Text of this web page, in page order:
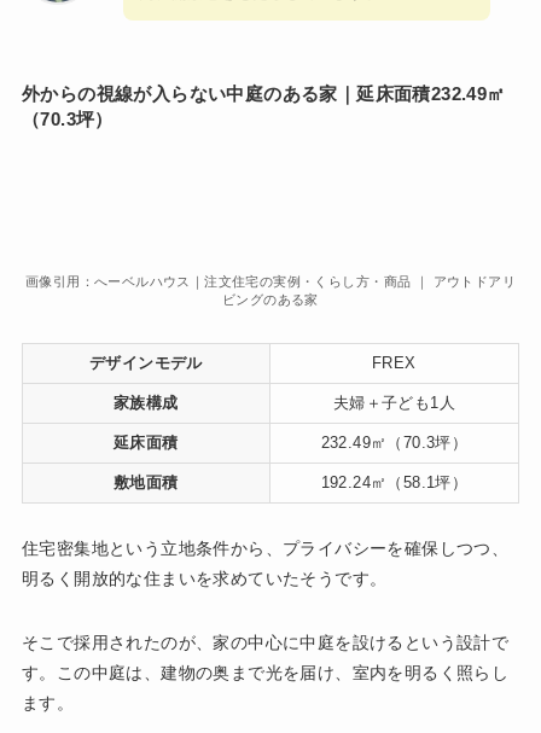
外からの視線が入らない中庭のある家｜延床面積232.49㎡
（70.3坪）
画像引用：へーベルハウス｜注文住宅の実例・くらし方・商品 ｜ アウトドアリ
ビングのある家
デザインモデル FREX
家族構成 夫婦＋子ども1人
延床面積 232.49㎡（70.3坪）
敷地面積 192.24㎡（58.1坪）
住宅密集地という立地条件から、プライバシーを確保しつつ、
明るく開放的な住まいを求めていたそうです。
そこで採用されたのが、家の中心に中庭を設けるという設計で
す。この中庭は、建物の奥まで光を届け、室内を明るく照らし
ます。